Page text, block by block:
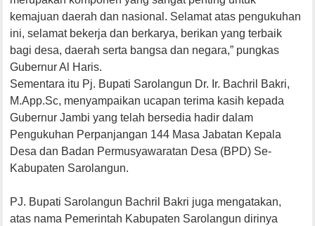
kemajuan daerah dan nasional. Selamat atas pengukuhan
ini, selamat bekerja dan berkarya, berikan yang terbaik
bagi desa, daerah serta bangsa dan negara,” pungkas
Gubernur Al Haris.
Sementara itu Pj. Bupati Sarolangun Dr. Ir. Bachril Bakri,
M.App.Sc, menyampaikan ucapan terima kasih kepada
Gubernur Jambi yang telah bersedia hadir dalam
Pengukuhan Perpanjangan 144 Masa Jabatan Kepala
Desa dan Badan Permusyawaratan Desa (BPD) Se-
Kabupaten Sarolangun.
PJ. Bupati Sarolangun Bachril Bakri juga mengatakan,
atas nama Pemerintah Kabupaten Sarolangun dirinya